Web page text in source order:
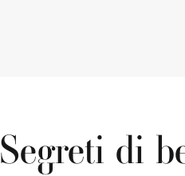
Segreti di